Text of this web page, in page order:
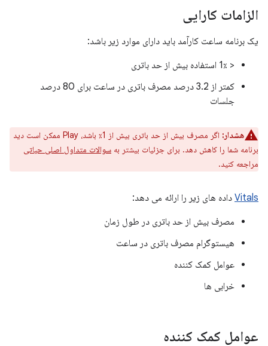
الزامات کارایی
یک برنامه ساعت کارآمد باید دارای موارد زیر باشد:
< 1٪ استفاده بیش از حد باتری
کمتر از 3.2 درصد مصرف باتری در ساعت برای 80 درصد
جلسات
هشدار:
اگر مصرف بیش از حد باتری بیش از 1٪ باشد، Play ممکن است دید
برنامه شما را کاهش دهد. برای جزئیات بیشتر به سوالات متداول اصلی حیاتی
مراجعه کنید.
Vitals داده های زیر را ارائه می دهد:
مصرف بیش از حد باتری در طول زمان
هیستوگرام مصرف باتری در ساعت
عوامل کمک کننده
خرابی ها
عوامل کمک کننده